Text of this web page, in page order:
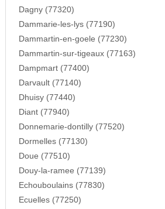
Dagny (77320)
Dammarie-les-lys (77190)
Dammartin-en-goele (77230)
Dammartin-sur-tigeaux (77163)
Dampmart (77400)
Darvault (77140)
Dhuisy (77440)
Diant (77940)
Donnemarie-dontilly (77520)
Dormelles (77130)
Doue (77510)
Douy-la-ramee (77139)
Echouboulains (77830)
Ecuelles (77250)